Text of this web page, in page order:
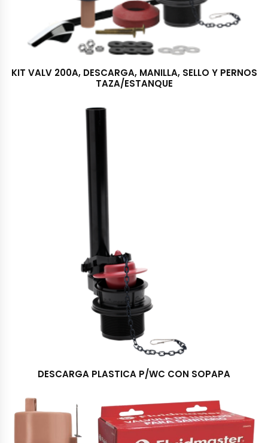
KIT VALV 200A, DESCARGA, MANILLA, SELLO Y PERNOS
TAZA/ESTANQUE
DESCARGA PLASTICA P/WC CON SOPAPA